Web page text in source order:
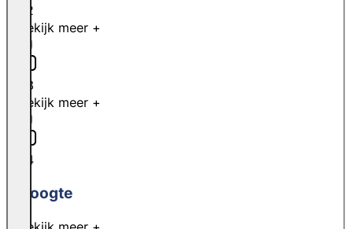
L2
Bekijk meer +
L3
Bekijk meer +
L4
Hoogte